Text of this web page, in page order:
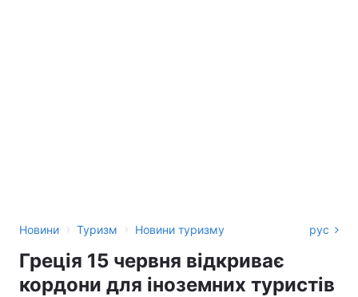
Новини › Туризм › Новини туризму рус
Греція 15 червня відкриває
кордони для іноземних туристів